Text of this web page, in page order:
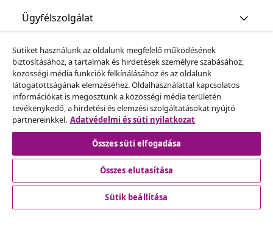
Ügyfélszolgálat
Üzlet
vidaXL
Fedezz fel többet
Sütiket használunk az oldalunk megfelelő működésének
biztosításához, a tartalmak és hirdetések személyre szabásához,
közösségi média funkciók felkínálásához és az oldalunk
látogatottságának elemzéséhez. Oldalhasználattal kapcsolatos
információkat is megosztunk a közösségi média területén
tevékenykedő, a hirdetési és elemzési szolgáltatásokat nyújtó
partnereinkkel. Adatvédelmi és süti nyilatkozat
Összes süti elfogadása
Összes elutasítása
Sütik beállítása